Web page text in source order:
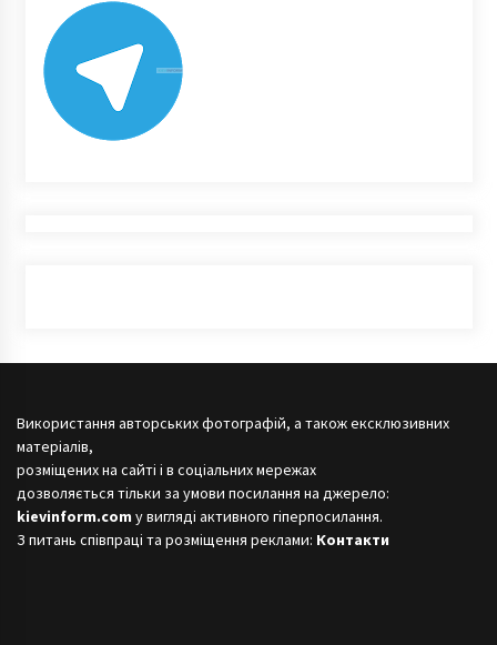
Використання авторських фотографій, а також ексклюзивних
матеріалів,
розміщених на сайті і в соціальних мережах
дозволяється тільки за умови посилання на джерело:
kievinform.com у вигляді активного гіперпосилання.
З питань співпраці та розміщення реклами: Контакти